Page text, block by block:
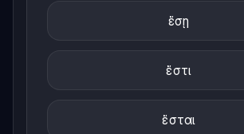
ἔσῃ
ἔστι
ἔσται